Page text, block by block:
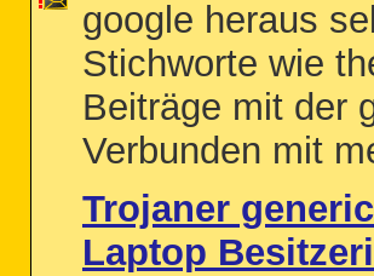
google heraus
Stichworte wie
Beiträge mit der
Verbunden mit
Trojaner
Laptop